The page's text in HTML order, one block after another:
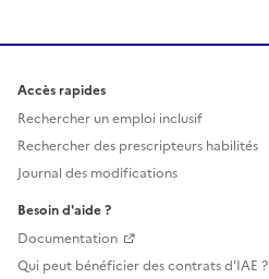
Accès rapides
Rechercher un emploi inclusif
Rechercher des prescripteurs habilités
Journal des modifications
Besoin d'aide ?
Documentation
Qui peut bénéficier des contrats d'IAE ?